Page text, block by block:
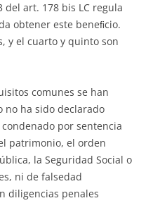
del art. 178 bis LC regula
obtener este beneﬁcio.
y el cuarto y quinto son
comunes se han
no ha sido declarado
por sentencia
patrimonio, el orden
la Seguridad Social o
ni de falsedad
diligencias penales